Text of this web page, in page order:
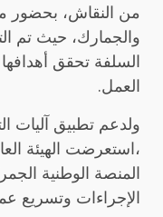
من النقاش، بحضور
والجمارك، حيث تم
السلفة تحقق أهدافها
العمل.
ولدعم تطبيق آليات
،استعرضت الهيئة
المنصة الوطنية
الإجراءات وتسريع